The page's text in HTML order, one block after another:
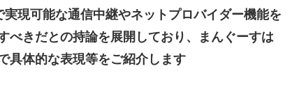
現可能な通信中継やネットプロバイダー機能を
べきだとの持論を展開しており、まんぐーすは
具体的な表現等をご紹介します